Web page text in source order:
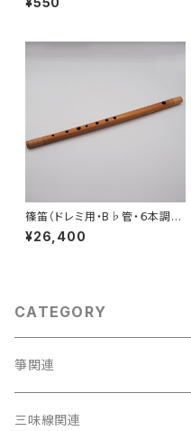
篠笛（ドレミ用・B♭管・６本調
子）
¥26,400
CATEGORY
箏関連
箏（本体）
三味線関連